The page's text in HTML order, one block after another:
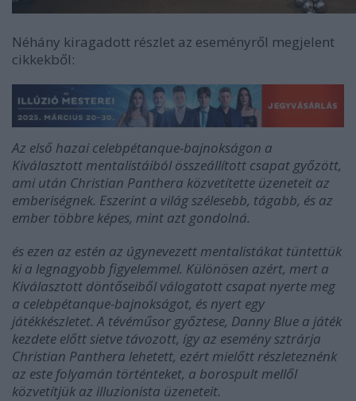
Néhány kiragadott részlet az eseményről megjelent
cikkekből:
Az első hazai celebpétanque-bajnokságon a
Kiválasztott mentalistáiból összeállított csapat győzött,
ami után Christian Panthera közvetítette üzeneteit az
emberiségnek. Eszerint a világ szélesebb, tágabb, és az
ember többre képes, mint azt gondolná.
és ezen az estén az úgynevezett mentalistákat tüntettük
ki a legnagyobb figyelemmel. Különösen azért, mert a
Kiválasztott döntőseiből válogatott csapat nyerte meg
a celebpétanque-bajnokságot, és nyert egy
játékkészletet. A tévéműsor győztese, Danny Blue a játék
kezdete előtt sietve távozott, így az esemény sztrárja
Christian Panthera lehetett, ezért mielőtt részleteznénk
az este folyamán történteket, a borospult mellől
közvetítjük az illuzionista üzeneteit.